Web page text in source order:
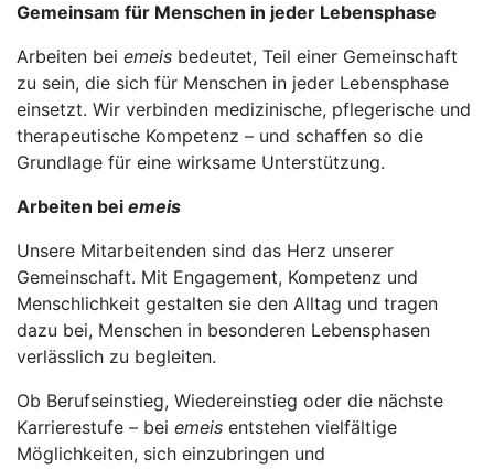
Gemeinsam für Menschen in jeder Lebensphase
Arbeiten bei emeis bedeutet, Teil einer Gemeinschaft
zu sein, die sich für Menschen in jeder Lebensphase
einsetzt. Wir verbinden medizinische, pflegerische und
therapeutische Kompetenz – und schaffen so die
Grundlage für eine wirksame Unterstützung.
Arbeiten bei emeis
Unsere Mitarbeitenden sind das Herz unserer
Gemeinschaft. Mit Engagement, Kompetenz und
Menschlichkeit gestalten sie den Alltag und tragen
dazu bei, Menschen in besonderen Lebensphasen
verlässlich zu begleiten.
Ob Berufseinstieg, Wiedereinstieg oder die nächste
Karrierestufe – bei emeis entstehen vielfältige
Möglichkeiten, sich einzubringen und